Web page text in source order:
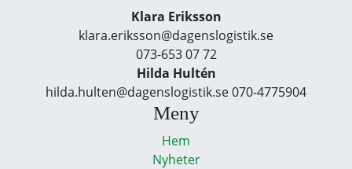
Klara Eriksson
klara.eriksson@dagenslogistik.se
073-653 07 72
Hilda Hultén
hilda.hulten@dagenslogistik.se 070-4775904
Meny
Hem
Nyheter